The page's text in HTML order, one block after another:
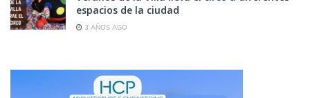
espacios de la ciudad
3 AÑOS AGO